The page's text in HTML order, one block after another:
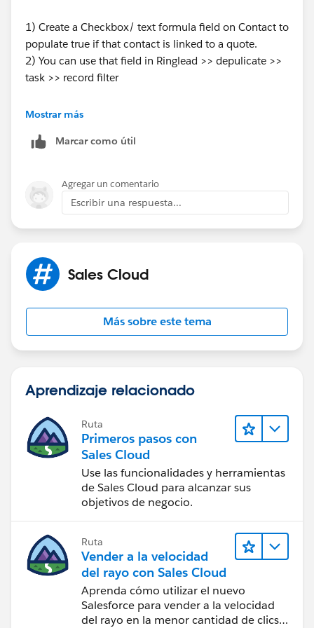
1) Create a Checkbox/ text formula field on Contact to
populate true if that contact is linked to a quote.
2) You can use that field in Ringlead >> depulicate >>
task >> record filter
You can't unmerge in Ringlead. You can either prevent
new text area field to populate entire merge contact
Hope this is helpful.
Thanks
Mostrar más
Marcar como útil
Agregar un comentario
Escribir una respuesta...
Sales Cloud
Más sobre este tema
Aprendizaje relacionado
Ruta
Primeros pasos con
Sales Cloud
Use las funcionalidades y herramientas
de Sales Cloud para alcanzar sus
objetivos de negocio.
Ruta
Vender a la velocidad
del rayo con Sales Cloud
Aprenda cómo utilizar el nuevo
Salesforce para vender a la velocidad
del rayo en la menor cantidad de clics